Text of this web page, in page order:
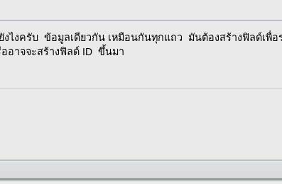
งไงครับ ข้อมูลเดียวกัน เหมือนกันทุกแถว มันต้องสร้างฟิลด์เพื่
อาจจะสร้างฟิลด์ ID ขึ้นมา